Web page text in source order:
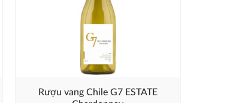
Rượu vang Chile G7 ESTATE